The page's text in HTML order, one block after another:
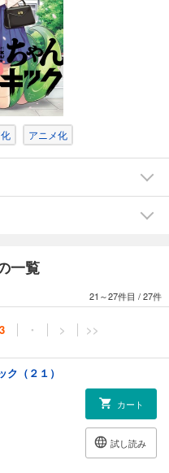
アニメ化
一覧
21～27件目 /27件
3 ・ > >>
ク（１８）
ク（１９）
カート
試し読み
ク（２０）
（２１）
カート
試し読み